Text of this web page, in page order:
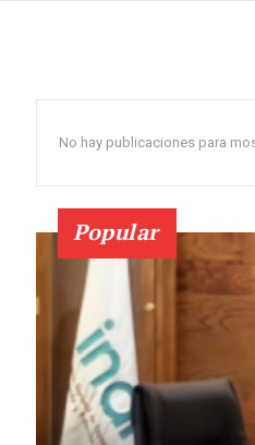
No hay publicaciones para
Popular